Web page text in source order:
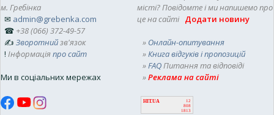
м. Гребінка
✉ admin@grebenka.com
☎ +38 (066) 372-49-57
✍ Зворотний зв'язок
! Інформаціяпро сайт
Ми в соціальних мережах
місті? Повідомте і ми напишемо про
це на сайті Додати новину
» Онлайн-опитування
» Книга відгуків і пропозицій
» FAQ Питання та відповіді
»Реклама на сайті
HIT.UA
12
808
1813